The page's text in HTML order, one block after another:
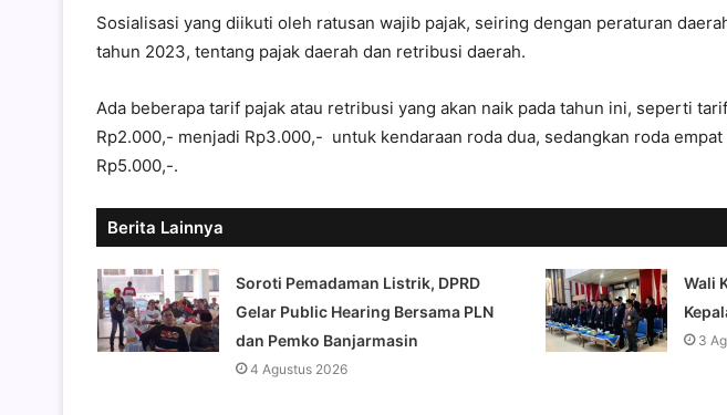
Sosialisasi yang diikuti oleh ratusan wajib pajak, seiring dengan peraturan
tahun 2023, tentang pajak daerah dan retribusi daerah.
Ada beberapa tarif pajak atau retribusi yang akan naik pada tahun ini, seperti
Rp2.000,- menjadi Rp3.000,- untuk kendaraan roda dua, sedangkan roda
Rp5.000,-.
Berita Lainnya
Soroti Pemadaman Listrik, DPRD
Gelar Public Hearing Bersama PLN
dan Pemko Banjarmasin
4 Agustus 2026
Wali
3